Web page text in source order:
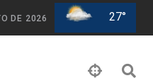
DE 2026 27°